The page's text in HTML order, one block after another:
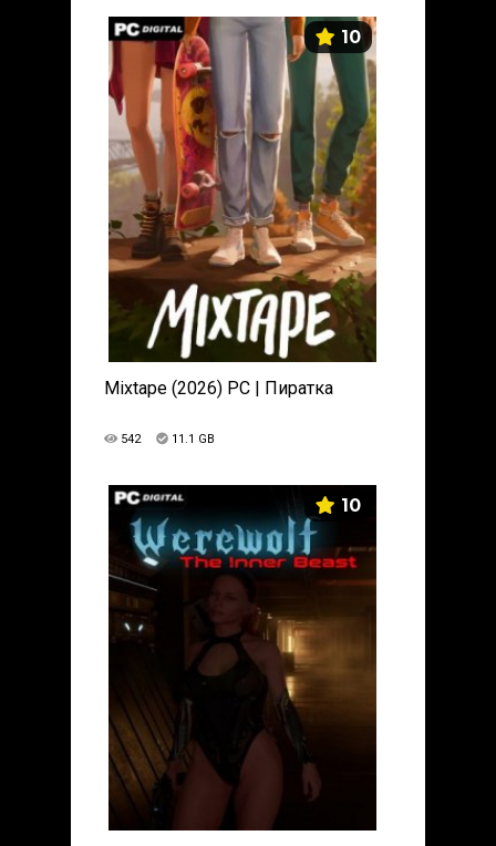
10
Mixtape (2026) PC | Пиратка
542 11.1 GB
10